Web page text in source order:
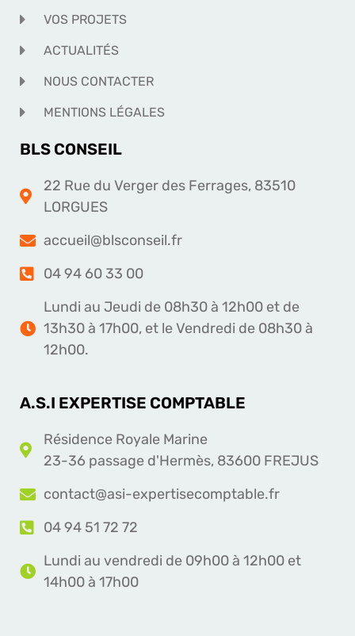
VOS PROJETS
ACTUALITÉS
NOUS CONTACTER
MENTIONS LÉGALES
BLS CONSEIL
22 Rue du Verger des Ferrages, 83510
LORGUES
accueil@blsconseil.fr
04 94 60 33 00
Lundi au Jeudi de 08h30 à 12h00 et de
13h30 à 17h00, et le Vendredi de 08h30 à
12h00.
A.S.I EXPERTISE COMPTABLE
Résidence Royale Marine
23-36 passage d'Hermès, 83600 FREJUS
contact@asi-expertisecomptable.fr
04 94 51 72 72
Lundi au vendredi de 09h00 à 12h00 et
14h00 à 17h00